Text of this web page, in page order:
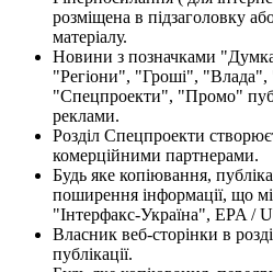
розміщена в підзаголовку
матеріалу.
Новини з позначками
"Регіони", "Гроші",
"Спецпроекти", "Промо"
реклами.
Розділ Спецпроекти
комерційними партнерами.
Будь яке копіювання,
поширення інформації, що
"Інтерфакс-Україна", EPA /
Власник веб-сторінки в
публікації.